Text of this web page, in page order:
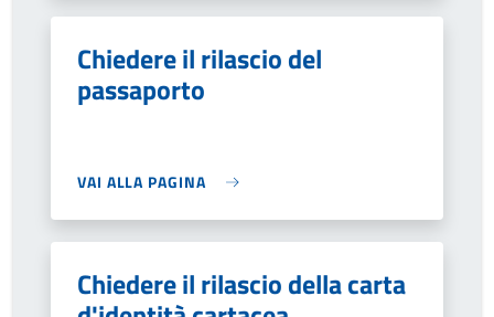
Chiedere il rilascio del
passaporto
VAI ALLA PAGINA
Chiedere il rilascio della carta